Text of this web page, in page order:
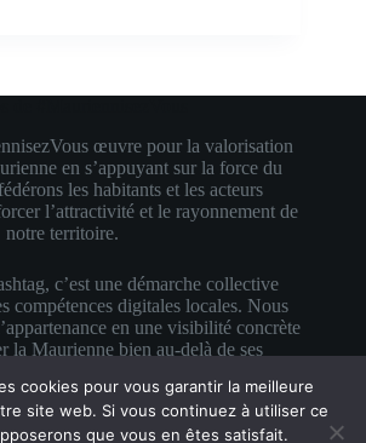
œuvre pour la valorisation
en s’appuyant sur la force du
les habitants et les acteurs
l’attractivité et le rayonnement de
notre territoire.
c’est une démarche collective
compétences digitales locales. Nous
en une visibilité concrète
la Maurienne bien au-delà de ses
— Propulsé avec
et de la mauriennite ♥
cookies pour vous garantir la meilleure
site web. Si vous continuez à utiliser ce
que vous en êtes satisfait.